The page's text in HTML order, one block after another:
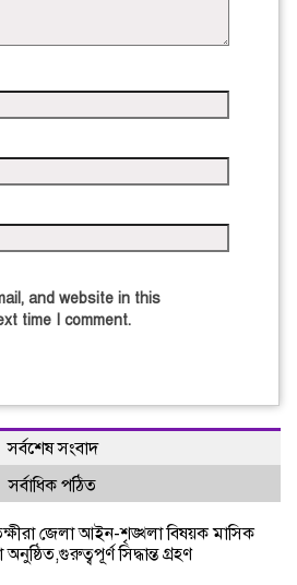
and website in this
time I comment.
সর্বশেষ সংবাদ
সর্বাধিক পঠিত
জেলা আইন-শৃঙ্খলা বিষয়ক মাসিক
সিদ্ধান্ত গ্রহণ